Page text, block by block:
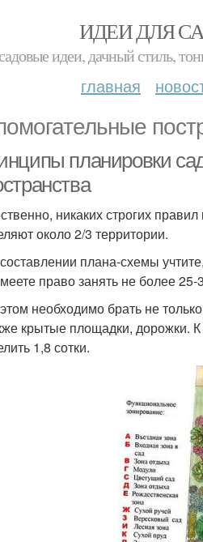
ИДЕИ ДЛЯ
садовые идеи, дачный стиль,
главная
планировки
никаких строгих
около 2/3 территории.
плана-схемы
право занять не более 25-
необходимо брать не
крытые площадки, дорожки.
1,8 сотки.